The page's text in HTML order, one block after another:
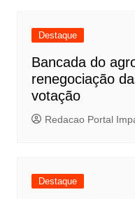
Destaque
Bancada do
renegociação
votação
Redacao Portal
Destaque